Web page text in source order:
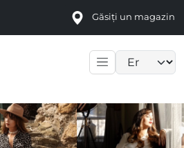
Găsiți un magazin